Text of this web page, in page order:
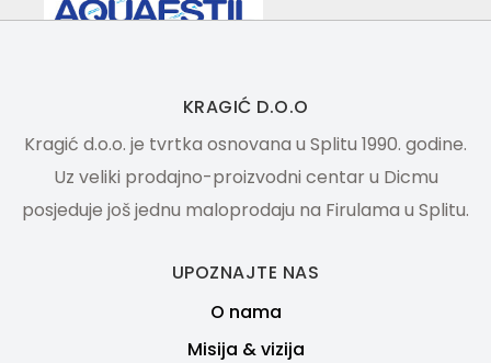
KRAGIĆ D.O.O
Kragić d.o.o. je tvrtka osnovana u Splitu 1990. godine.
Uz veliki prodajno-proizvodni centar u Dicmu
posjeduje još jednu maloprodaju na Firulama u Splitu.
UPOZNAJTE NAS
O nama
Misija & vizija